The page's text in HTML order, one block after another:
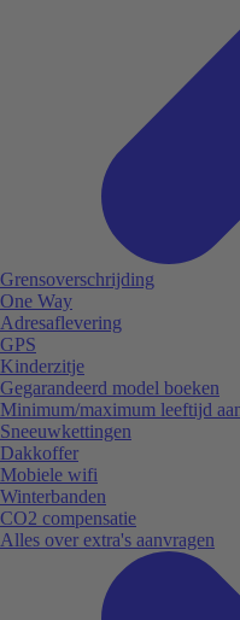
Grensoverschrijding
One Way
Adresaflevering
GPS
Kinderzitje
Gegarandeerd model boeken
Minimum/maximum leeftijd
Sneeuwkettingen
Dakkoffer
Mobiele wifi
Winterbanden
CO2 compensatie
Alles over extra's aanvragen